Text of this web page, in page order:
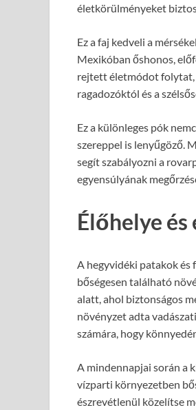
életkörülményeket
Ez a faj kedveli a
Mexikóban őshonos,
rejtett életmódot folytat,
ragadozóktól és a
Ez a különleges pók
szereppel is lenyűgöző.
segít szabályozni a
egyensúlyának
Élőhelye
A hegyvidéki patakok és
bőségesen található
alatt, ahol biztonságos
növényzet adta
számára, hogy
A mindennapjai során a
vízparti környezetben
észrevétlenül közelítse